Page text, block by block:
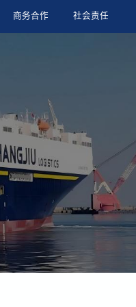
商务合作 社会责任